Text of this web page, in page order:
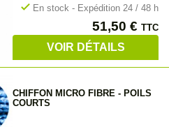
check En stock - Expédition 24 / 48 h
Prix
51,50 € TTC
VOIR DÉTAILS
CHIFFON MICRO FIBRE - POILS
COURTS